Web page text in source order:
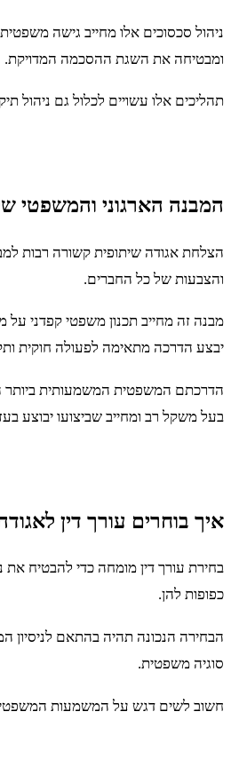
ניהול סכסוכים אלו מחייב גישה
ומבטיחה את השגת ההסכמה המדויקת.
תהליכים אלו עשויים לכלול גם ניהול
המבנה הארגוני והמשפטי
הצלחת אגודה שיתופית קשורה רבות
והצבעות של כל החברים.
מבנה זה מחייב תכנון משפטי קפדני על
יבצע הדרכה מתאימה לפעולה חוקית
הדרכתם המשפטית המשמעותית ביותר
בעל משקל רב ומחייב שביצועו יבוצע
איך בוחרים עורך דין
בחירת עורך דין מומחה כדי להבטיח את
כפופות להן.
הבחירה הנכונה תהיה בהתאם לניסיון
סוגיה משפטית.
חשוב לשים דגש על המשמעות המשפטית